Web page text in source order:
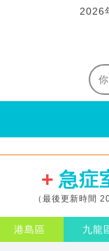
2026
急症
（最後更新時間
港島區 九龍